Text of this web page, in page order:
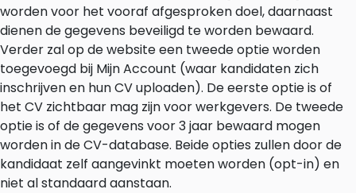
worden voor het vooraf afgesproken doel, daarnaast
dienen de gegevens beveiligd te worden bewaard.
Verder zal op de website een tweede optie worden
toegevoegd bij Mijn Account (waar kandidaten zich
inschrijven en hun CV uploaden). De eerste optie is of
het CV zichtbaar mag zijn voor werkgevers. De tweede
optie is of de gegevens voor 3 jaar bewaard mogen
worden in de CV-database. Beide opties zullen door de
kandidaat zelf aangevinkt moeten worden (opt-in) en
niet al standaard aanstaan.